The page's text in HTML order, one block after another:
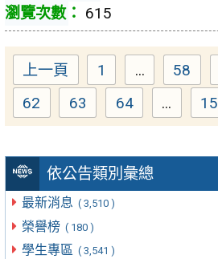
依公告類別彙總
最新消息 ( 3,510 )
榮譽榜 ( 180 )
學生專區 ( 3,541 )
615
上一頁 Page
1 ... Page
58
Page
62 Page
63 Page
64 ...